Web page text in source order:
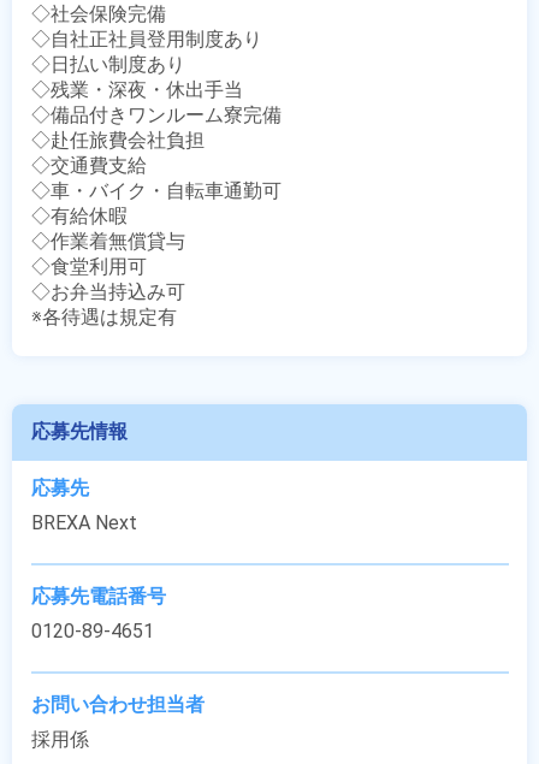
◇社会保険完備
◇自社正社員登用制度あり
◇日払い制度あり
◇残業・深夜・休出手当
◇備品付きワンルーム寮完備
◇赴任旅費会社負担
◇交通費支給
◇車・バイク・自転車通勤可
◇有給休暇
◇作業着無償貸与
◇食堂利用可
◇お弁当持込み可
※各待遇は規定有
応募先情報
応募先
BREXA Next
応募先電話番号
0120-89-4651
お問い合わせ担当者
採用係